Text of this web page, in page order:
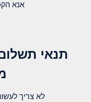
אנא
תנאי
לא צריך